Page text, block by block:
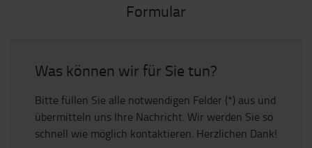
Formular
Was können wir für Sie tun?
Bitte füllen Sie alle notwendigen Felder (*) aus und
übermitteln uns Ihre Nachricht. Wir werden Sie so
schnell wie möglich kontaktieren. Herzlichen Dank!